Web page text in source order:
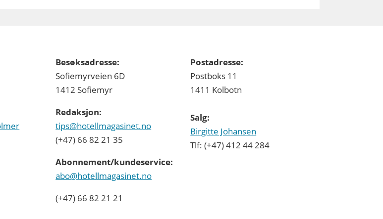
Besøksadresse:
Sofiemyrveien 6D
1412 Sofiemyr
Redaksjon:
tips@hotellmagasinet.no
(+47) 66 82 21 35
Abonnement/kundeservice:
abo@hotellmagasinet.no
(+47) 66 82 21 21
Postadresse:
Postboks 11
1411 Kolbotn
Salg:
Birgitte Johansen
Tlf: (+47) 412 44 284